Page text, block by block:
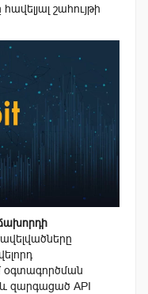
շահույթի
օգտագործման
զարգացած API